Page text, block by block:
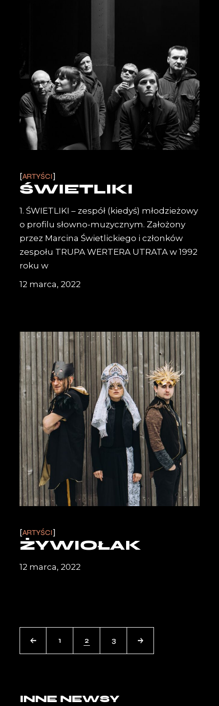
ARTYŚCI
ŚWIETLIKI
1. ŚWIETLIKI – zespół (kiedyś) młodzieżowy
o profilu słowno-muzycznym. Założony
przez Marcina Świetlickiego i członków
zespołu TRUPA WERTERA UTRATA w 1992
roku w
12 marca, 2022
ARTYŚCI
ŻYWIOŁAK
12 marca, 2022
1 2 3
INNE NEWSY